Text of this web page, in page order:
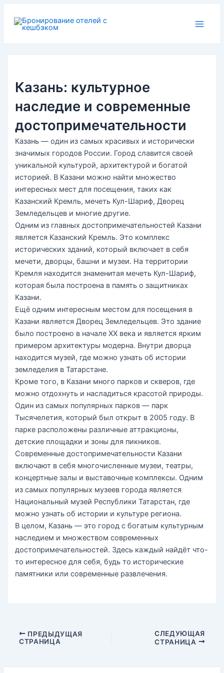
содержимому
Казань: культурное
наследие и современные
достопримечательности
Казань — один из самых красивых и исторически
значимых городов России. Город славится своей
уникальной культурой, архитектурой и богатой
историей. В Казани можно найти множество
интересных мест для посещения, таких как
Казанский Кремль, мечеть Кул-Шариф, Дворец
Земледельцев и многие другие.
Одним из главных достопримечательностей Казани
является Казанский Кремль. Это комплекс
исторических зданий, который включает в себя
мечети, дворцы, башни и музеи. На территории
Кремля находится знаменитая мечеть Кул-Шариф,
которая была построена в память о защитниках
Казани.
Ещё одним интересным местом для посещения в
Казани является Дворец Земледельцев. Это здание
было построено в начале XX века и является ярким
примером архитектуры модерна. Внутри дворца
находится музей, где можно узнать об истории
земледелия в Татарстане.
Кроме того, в Казани много парков и скверов, где
можно отдохнуть и насладиться красотой природы.
Один из самых популярных парков — парк
Тысячелетия, который был открыт в 2005 году. В
парке расположены различные аттракционы,
детские площадки и зоны для пикников.
Современные достопримечательности Казани
включают в себя многочисленные музеи, театры,
концертные залы и выставочные комплексы. Одним
из самых популярных музеев города является
Национальный музей Республики Татарстан, где
можно узнать об истории и культуре региона.
В целом, Казань — это город с богатым культурным
наследием и множеством современных
достопримечательностей. Здесь каждый найдёт что-
то интересное для себя, будь то исторические
памятники или современные развлечения.
по
записям
ПРЕДЫДУЩАЯ
СТРАНИЦА
СЛЕДУЮЩАЯ
СТРАНИЦА